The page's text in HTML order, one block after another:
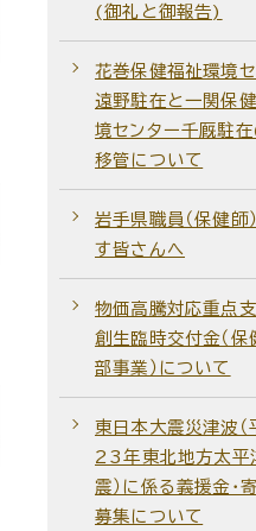
(御礼と御報告)
花巻保健福祉環境セ
遠野駐在と一関保
境センター千厩駐
移管について
岩手県職員（保健師
す皆さんへ
物価高騰対応重点
創生臨時交付金（保
部事業）について
東日本大震災津波（
23年東北地方太平
震）に係る義援金・
募集について